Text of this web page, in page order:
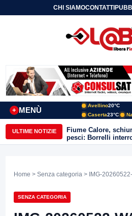
CHI SIAMOCONTATTI
MENÙ
+
Avellino20°C
Caserta23°C
ULTIME NOTIZIE
Fiume Calore,
pesci: Borrelli
“Benevento paga
Home > Senza categoria > IMG-
SENZA CATEGORIA